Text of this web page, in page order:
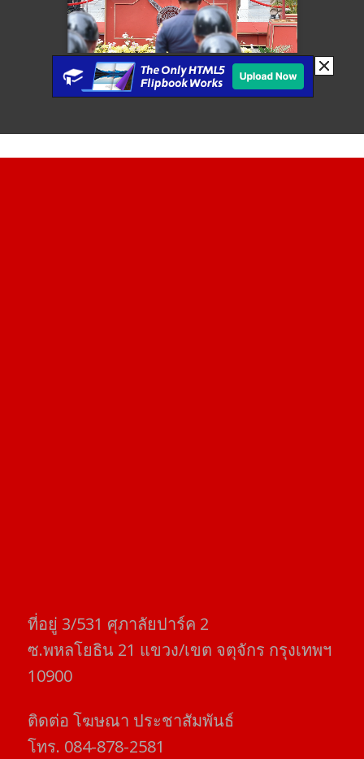
ที่อยู่​ 3/531​ ศุภาลัยปาร์ค​ 2
ซ.พหลโยธิน​ 21​ แขวง/เขต​ จตุจักร​ กรุงเทพฯ
10900
ติดต่อ​ โฆษณา​ ประชาสัมพันธ์
โทร​. 084-878-2581